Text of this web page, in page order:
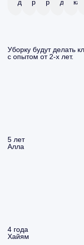
домаремонтаремонта
дома
Уборку будут делать
с опытом от 2-х лет.
5 лет
Алла
4 года
Хайям